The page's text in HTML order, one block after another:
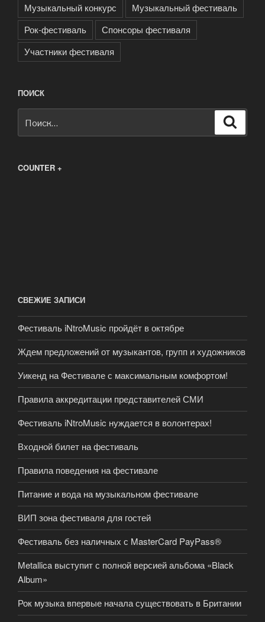
Музыкальный конкурс
Музыкальный фестиваль
Рок-фестиваль
Спонсоры фестиваля
Участники фестиваля
ПОИСК
COUNTER +
СВЕЖИЕ ЗАПИСИ
Фестиваль iNtroMusic пройдёт в октябре
Ждем предложений от музыкантов, групп и художников
Уикенд на Фестивале с максимальным комфортом!
Правила аккредитации представителей СМИ
Фестиваль iNtroMusic нуждается в волонтерах!
Входной билет на фестиваль
Правила поведения на фестивале
Питание и вода на музыкальном фестивале
ВИП зона фестиваля для гостей
Фестиваль без наличных с MasterCard PayPass®
Metallica выступит с полной версией альбома «Black
Album»
Рок музыка впервые начала существовать в Британии